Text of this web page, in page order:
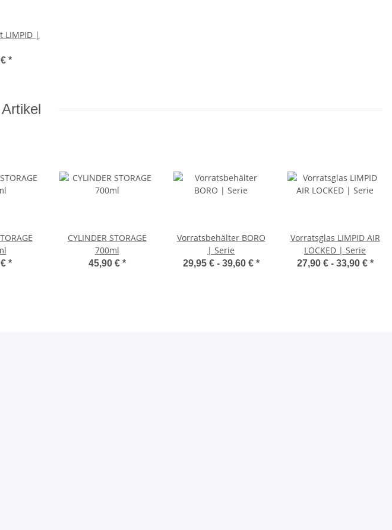
LIMPID |
*
*
CYLINDER STORAGE
700ml
45,90 € *
Vorratsbehälter BORO
| Serie
29,95 € - 39,60 € *
Vorratsglas LIMPID AIR
LOCKED | Serie
27,90 € - 33,90 € *